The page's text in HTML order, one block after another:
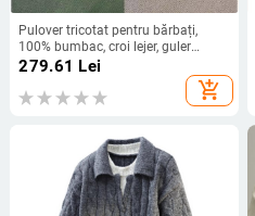
Pulover tricotat pentru bărbați,
100% bumbac, croi lejer, guler
rotund, mâneci lungi, respirabil,
279.61 Lei
add_shopping_cart